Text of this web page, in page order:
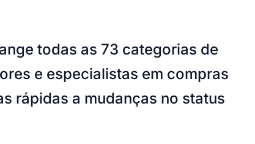
Jardim Itaquiti Jardim JulioJardim LíbanoJardim Maria
Jardim Silveira Jardim Tupanci
SilveiraTamboréVale do SolVila BarrosVila Boa VistaVila do
todas as 73 categorias de
e especialistas em compras
rápidas a mudanças no status